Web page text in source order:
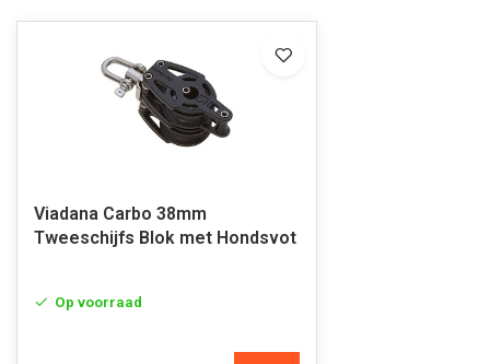
Viadana Carbo 38mm
Tweeschijfs Blok met Hondsvot
Op voorraad